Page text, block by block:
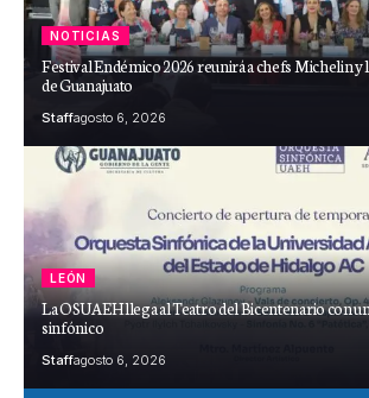
NOTICIAS
Festival Endémico 2026 reunirá a chefs Michelin y
de Guanajuato
Staffagosto 6, 2026
LEÓN
La OSUAEH llega al Teatro del Bicentenario con
sinfónico
Staffagosto 6, 2026